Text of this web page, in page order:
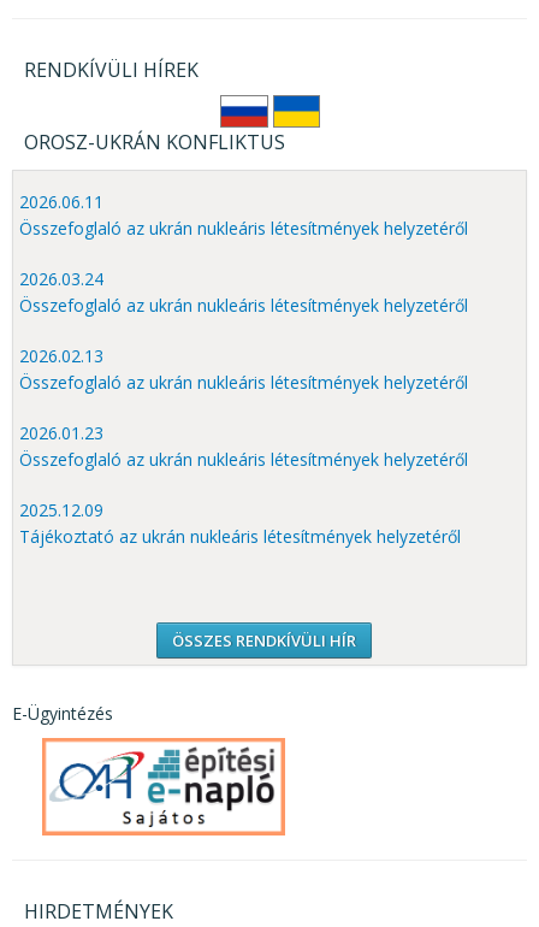
RENDKÍVÜLI HÍREK
OROSZ-UKRÁN KONFLIKTUS
2026.06.11
Összefoglaló az ukrán nukleáris létesítmények helyzetéről
2026.03.24
Összefoglaló az ukrán nukleáris létesítmények helyzetéről
2026.02.13
Összefoglaló az ukrán nukleáris létesítmények helyzetéről
2026.01.23
Összefoglaló az ukrán nukleáris létesítmények helyzetéről
2025.12.09
Tájékoztató az ukrán nukleáris létesítmények helyzetéről
ÖSSZES RENDKÍVÜLI HÍR
E-Ügyintézés
HIRDETMÉNYEK